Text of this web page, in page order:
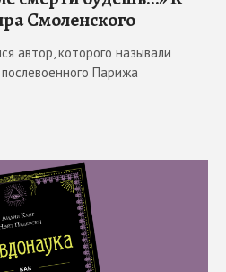
Смоленского
автор, которого называли
Парижа